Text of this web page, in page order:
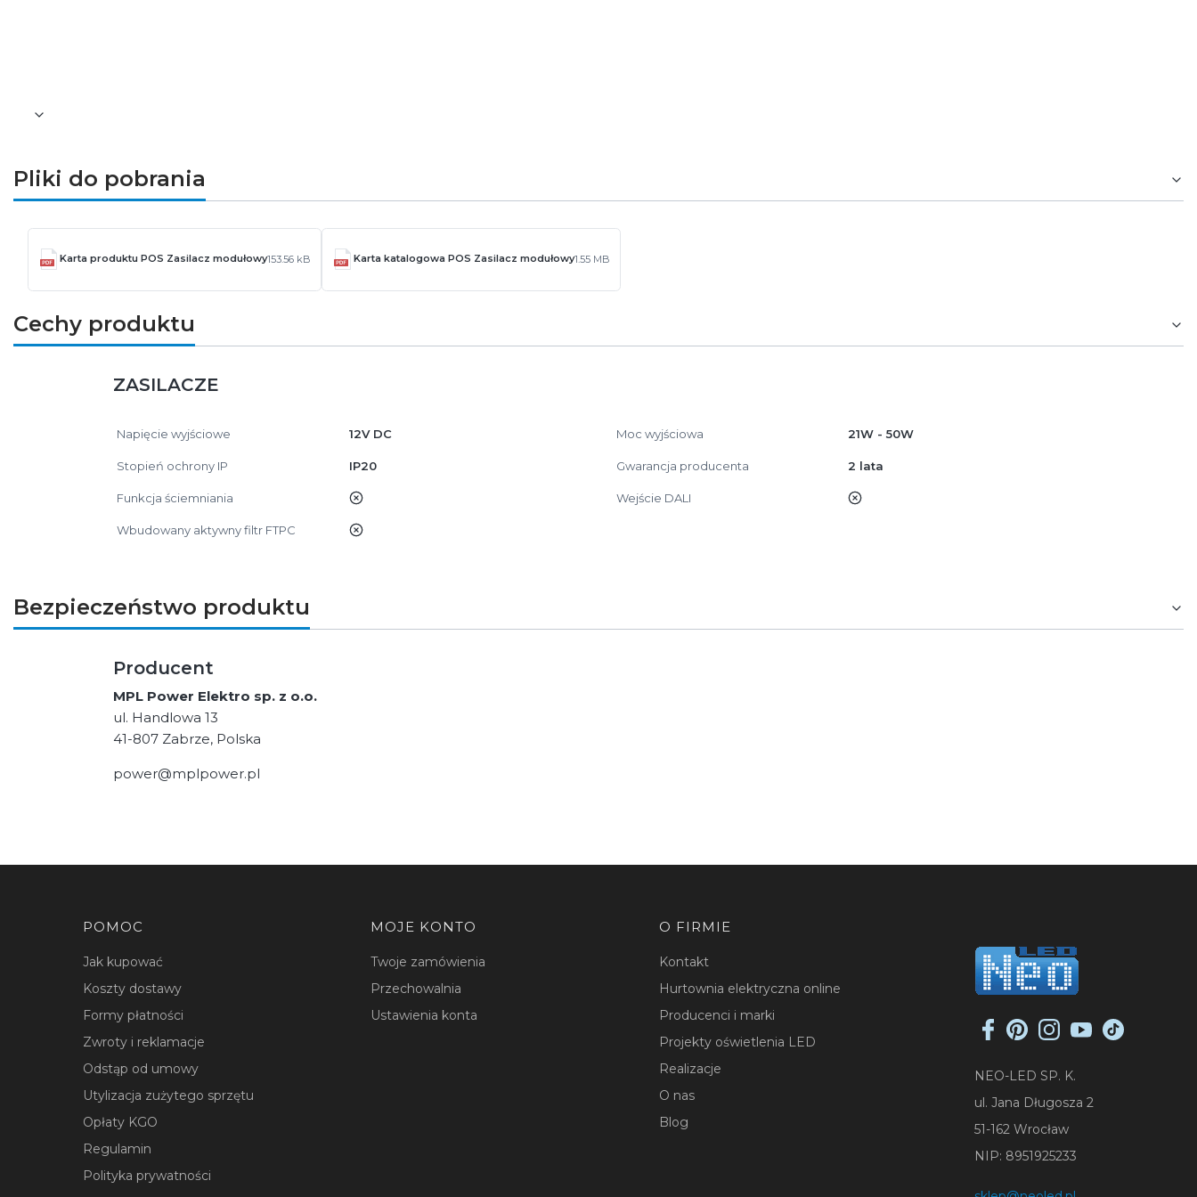
Pliki do pobrania
Karta produktu POS Zasilacz modułowy153.56 kB Karta katalogowa POS Zasilacz modułowy1.55 MB
Cechy produktu
ZASILACZE
Napięcie wyjściowe 12V DC Moc wyjściowa 21W - 50W
Stopień ochrony IP IP20 Gwarancja producenta 2 lata
Funkcja ściemniania nie Wejście DALI nie
Wbudowany aktywny filtr FTPC nie
Bezpieczeństwo produktu
Producent
MPL Power Elektro sp. z o.o.
ul. Handlowa 13
41-807 Zabrze, Polska
power@mplpower.pl
Linki w stopce
POMOC
Jak kupować
Koszty dostawy
Formy płatności
Zwroty i reklamacje
Odstąp od umowy
Utylizacja zużytego sprzętu
Opłaty KGO
Regulamin
Polityka prywatności
MOJE KONTO
Twoje zamówienia
Przechowalnia
Ustawienia konta
O FIRMIE
Kontakt
Hurtownia elektryczna online
Producenci i marki
Projekty oświetlenia LED
Realizacje
O nas
Blog
NEO-LED SP. K.
ul. Jana Długosza 2
51-162 Wrocław
NIP: 8951925233